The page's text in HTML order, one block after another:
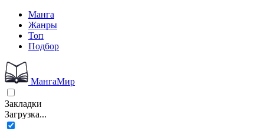
Манга
Жанры
Топ
Подбор
МангаМир
Закладки
Загрузка...